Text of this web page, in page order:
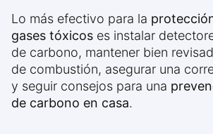
Lo más efectivo para la
gases tóxicos es instalar
de carbono, mantener bien
de combustión, asegurar una
y seguir consejos para una
de carbono en casa.